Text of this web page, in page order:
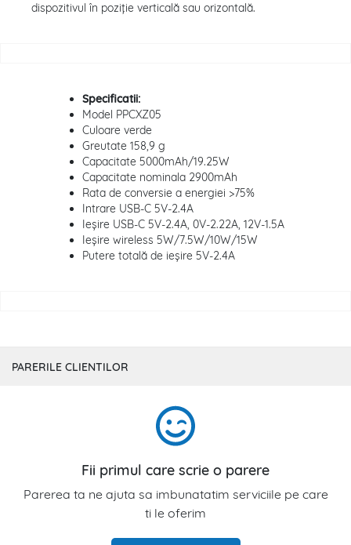
dispozitivul în poziție verticală sau orizontală.
Specificatii:
Model PPCXZ05
Culoare verde
Greutate 158,9 g
Capacitate 5000mAh/19.25W
Capacitate nominala 2900mAh
Rata de conversie a energiei >75%
Intrare USB-C 5V-2.4A
Ieșire USB-C 5V-2.4A, 0V-2.22A, 12V-1.5A
Ieșire wireless 5W/7.5W/10W/15W
Putere totală de ieșire 5V-2.4A
PARERILE CLIENTILOR
Fii primul care scrie o parere
Parerea ta ne ajuta sa imbunatatim serviciile pe care
ti le oferim